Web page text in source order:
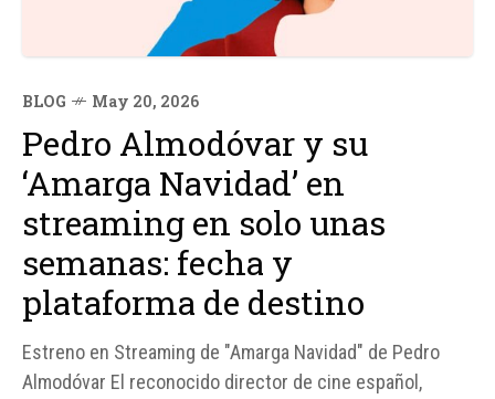
BLOG May 20, 2026
Pedro Almodóvar y su
‘Amarga Navidad’ en
streaming en solo unas
semanas: fecha y
plataforma de destino
Estreno en Streaming de "Amarga Navidad" de Pedro
Almodóvar El reconocido director de cine español,